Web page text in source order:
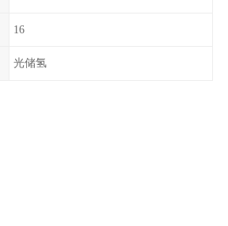
16
光储氢